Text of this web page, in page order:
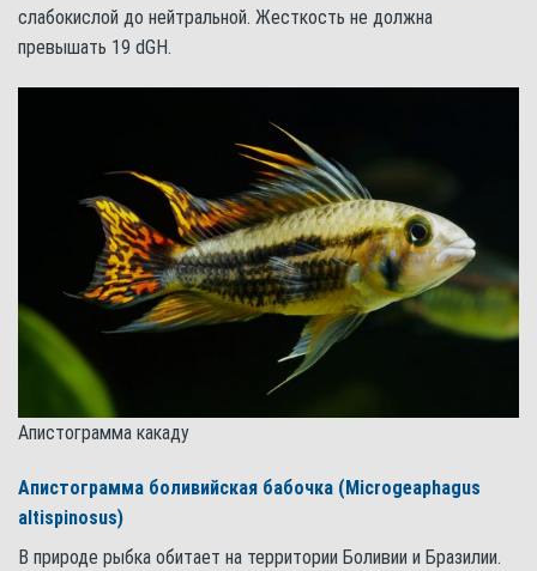
слабокислой до нейтральной. Жесткость не должна
превышать 19 dGH.
Апистограмма какаду
Апистограмма боливийская бабочка (Microgeaphagus
altispinosus)
В природе рыбка обитает на территории Боливии и Бразилии.